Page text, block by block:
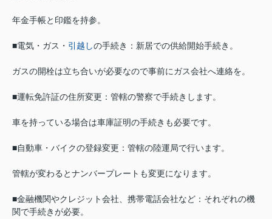
年金手帳と印鑑を持参。
■電気・ガス・ 引越しの手続き：新居での供給開始手続き。
ガスの開栓は立ち合いが必要なので事前にガス会社へ連絡を。
■運転免許証の住所変更：管轄の警察で手続きします。
車を持っている場合は車庫証明の手続きも必要です。
■自動車・バイクの登録変更：管轄の陸運局で行います。
管轄が変わるとナンバープレートも変更になります。
■金融機関やクレジット会社、携帯電話会社など：それぞれの機
関で手続きが必要。